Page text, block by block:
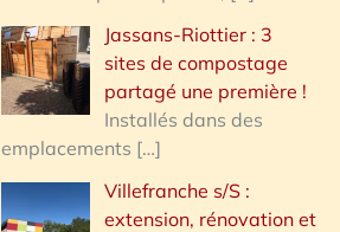
Jassans-Riottier : 3
sites de compostage
partagé une première !
Installés dans des
emplacements […]
Villefranche s/S :
extension, rénovation et